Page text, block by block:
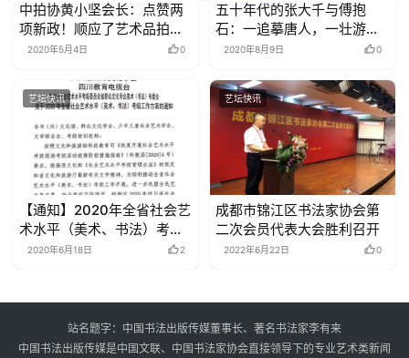
中拍协黄小坚会长：点赞两
项新政！顺应了艺术品拍卖
市场既有的交易习惯
2020年5月4日 0
五十年代的张大千与傅抱
石：一追摹唐人，一壮游写
生2020年8月9日 0
艺坛快讯
【通知】2020年全省社会艺
术水平（美术、书法）考级
工作方案
2020年6月18日 2
艺坛快讯
成都市锦江区书法家协会第
二次会员代表大会胜利召开
2022年6月22日 0
站名题字：中国书法出版传媒董事长、著名书法家李有来
中国书法出版传媒是中国文联、中国书法家协会直接领导下的专业艺术类新闻